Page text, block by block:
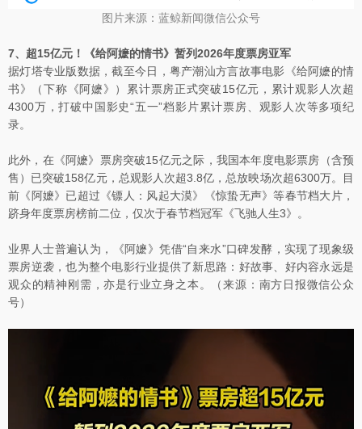
图片来源：蓝鲸新闻微信公众号
7、超15亿元！《给阿嬷的情书》暂列2026年度票房亚军
据灯塔专业版数据，截至今日，粤产潮汕方言故事电影《给阿嬷的情
书》（下称《阿嬷》）累计票房正式突破15亿元，累计观影人次超
4300万，打破中国影史“五一”档影片累计票房、观影人次等多项纪
录。
此外，在《阿嬷》票房突破15亿元之际，我国本年度电影票房（含预
售）已突破158亿元，总观影人次超3.8亿，总放映场次超6300万。目
前《阿嬷》已超过《镖人：风起大漠》《惊蛰无声》等春节档大片，
跻身年度票房榜前二位，仅次于春节档冠军《飞驰人生3》。
业界人士普遍认为，《阿嬷》凭借“自来水”口碑发酵，实现了现象级
票房逆袭，也为整个电影行业提供了新思路：好故事、好内容永远是
观众的精神刚需，亦是行业立身之本。（来源：南方日报微信公众
号）